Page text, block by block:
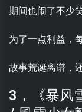
期间也闹了不少
为了一点利益，
故事荒诞离谱，
3，《暴风